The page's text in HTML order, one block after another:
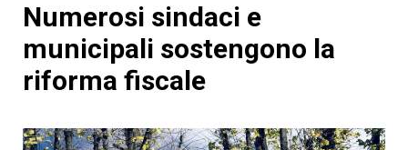
Numerosi sindaci e
municipali sostengono la
riforma fiscale